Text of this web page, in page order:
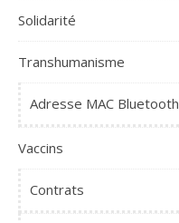
Solidarité
Transhumanisme
Adresse MAC Bluetooth
Vaccins
Contrats